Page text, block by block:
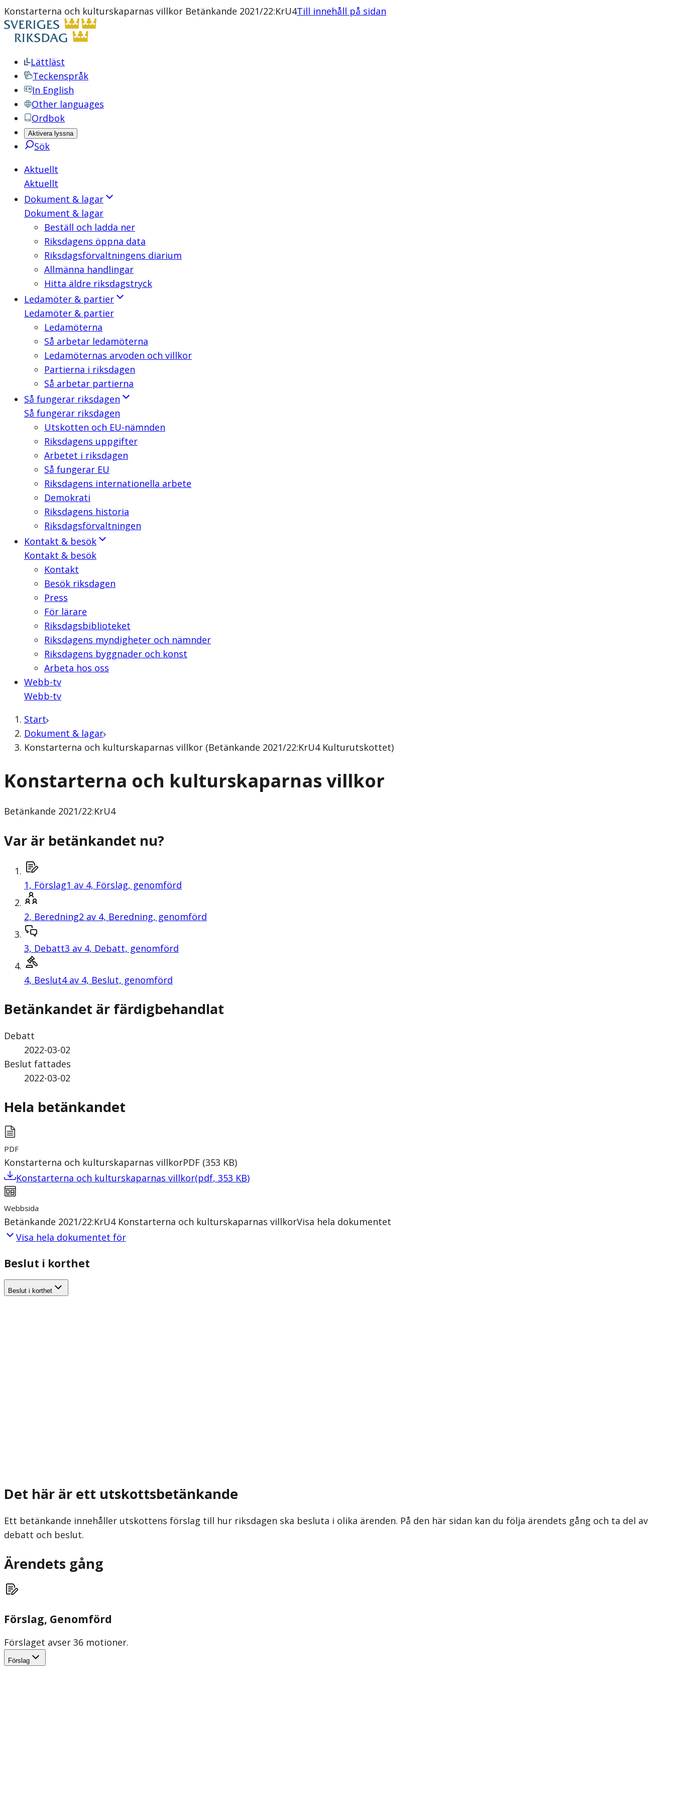
Konstarterna och kulturskaparnas villkor Betänkande 2021/22:KrU4Till innehåll på sidan
Lättläst
Teckenspråk
In English
Other languages
Ordbok
Aktivera lyssna
Sök
Aktuellt
Aktuellt
Dokument & lagar
Dokument & lagar
Beställ och ladda ner
Riksdagens öppna data
Riksdagsförvaltningens diarium
Allmänna handlingar
Hitta äldre riksdagstryck
Ledamöter & partier
Ledamöter & partier
Ledamöterna
Så arbetar ledamöterna
Ledamöternas arvoden och villkor
Partierna i riksdagen
Så arbetar partierna
Så fungerar riksdagen
Så fungerar riksdagen
Utskotten och EU-nämnden
Riksdagens uppgifter
Arbetet i riksdagen
Så fungerar EU
Riksdagens internationella arbete
Demokrati
Riksdagens historia
Riksdagsförvaltningen
Kontakt & besök
Kontakt & besök
Kontakt
Besök riksdagen
Press
För lärare
Riksdagsbiblioteket
Riksdagens myndigheter och nämnder
Riksdagens byggnader och konst
Arbeta hos oss
Webb-tv
Webb-tv
Start
Dokument & lagar
Konstarterna och kulturskaparnas villkor (Betänkande 2021/22:KrU4 Kulturutskottet)
Konstarterna och kulturskaparnas villkor
Betänkande 2021/22:KrU4
Var är betänkandet nu?
1, Förslag1 av 4, Förslag, genomförd
2, Beredning2 av 4, Beredning, genomförd
3, Debatt3 av 4, Debatt, genomförd
4, Beslut4 av 4, Beslut, genomförd
Betänkandet är färdigbehandlat
Debatt
2022-03-02
Beslut fattades
2022-03-02
Hela betänkandet
PDF
Konstarterna och kulturskaparnas villkorPDF (353 KB)
Konstarterna och kulturskaparnas villkor(pdf, 353 KB)
Webbsida
Betänkande 2021/22:KrU4 Konstarterna och kulturskaparnas villkorVisa hela dokumentet
Visa hela dokumentet för
Beslut i korthet
Beslut i korthet
Det här är ett utskottsbetänkande
Ett betänkande innehåller utskottens förslag till hur riksdagen ska besluta i olika ärenden. På den här sidan kan du följa ärendets gång och ta del av
debatt och beslut.
Ärendets gång
Förslag, Genomförd
Förslaget avser 36 motioner.
Förslag